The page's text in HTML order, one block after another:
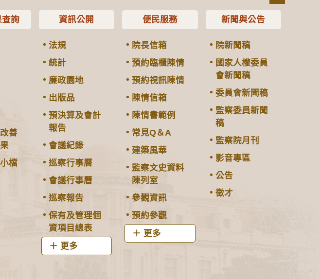
查詢
善
檔
資訊公開
法規
統計
廉政園地
出版品
預決算及會計
報告
會議紀錄
巡察行事曆
會議行事曆
巡察報告
保有及管理個
資項目總表
更多
便民服務
院長信箱
預約臨櫃陳情
預約視訊陳情
陳情信箱
陳情書範例
常見Q＆A
建築風華
監察文史資料
陳列室
參觀資訊
預約參觀
更多
新聞與公告
院新聞稿
國家人權委員
會新聞稿
委員會新聞稿
監察委員新聞
稿
監察院月刊
影音專區
公告
徵才